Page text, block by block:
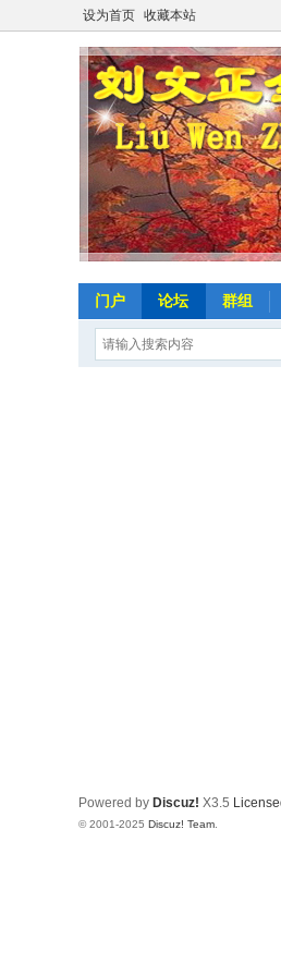
设为首页 收藏本站
门户 论坛 群组
Powered by Discuz! X3.5
© 2001-2025 Discuz! Team